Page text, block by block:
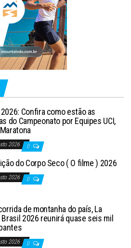
2026: Confira como estão as
do Campeonato por Equipes UCI,
2026 0
do Corpo Seco ( O filme ) 2026
2026 0
de montanha do país, La
2026 reunirá quase seis mil
2026 0